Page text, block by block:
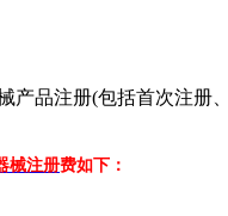
注册(包括首次注册
械注册费如下：